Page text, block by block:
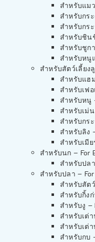
สำหรับแม
สำหรับกร
สำหรับกร
สำหรับชิน
สำหรับชูก
สำหรับหนู
สำหรับสัตว์เลี้ยง
สำหรับแฮ
สำหรับเฟ
สำหรับหนู
สำหรับเม่
สำหรับกร
สำหรับลิง
สำหรับเมี
สำหรับนก – For
สำหรับปล
สำหรับปลา –
สำหรับสัต
สำหรับกิ้ง
สำหรับงู –
สำหรับเต่
สำหรับเต่
สำหรับกบ